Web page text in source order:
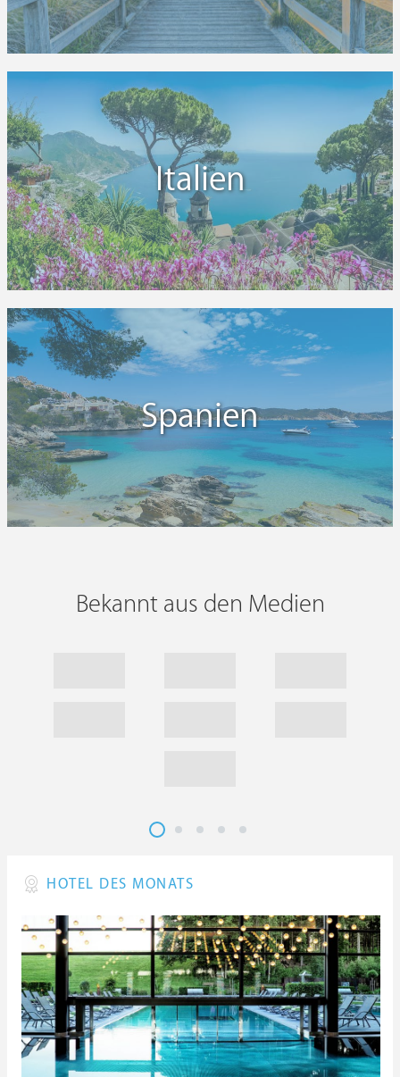
Italien
Spanien
Bekannt aus den Medien
HOTEL DES MONATS